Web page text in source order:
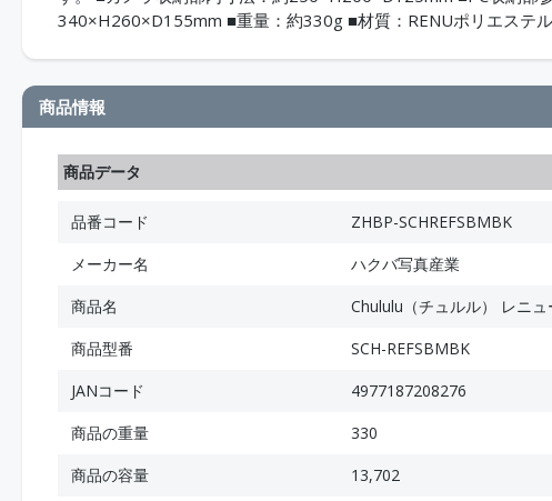
340×H260×D155mm ■重量：約330g ■材質：RENUポリエステ
商品情報
商品データ
品番コード
ZHBP-SCHREFSBMBK
メーカー名
ハクバ写真産業
商品名
Chululu（チュルル） レニ
商品型番
SCH-REFSBMBK
JANコード
4977187208276
商品の重量
330
商品の容量
13,702